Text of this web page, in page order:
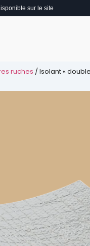
sur le site
ruches / Isolant «